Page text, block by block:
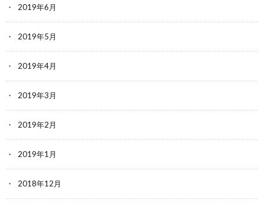
2019年6月
2019年5月
2019年4月
2019年3月
2019年2月
2019年1月
2018年12月